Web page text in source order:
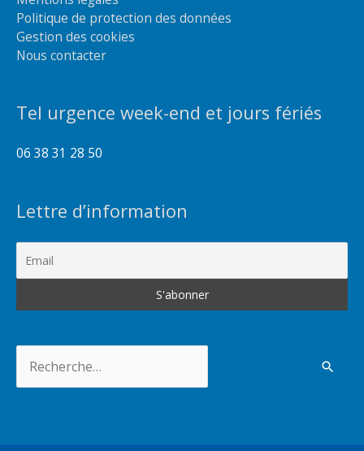
Politique de protection des données
Gestion des cookies
Nous contacter
Tel urgence week-end et jours fériés
06 38 31 28 50
Lettre d’information